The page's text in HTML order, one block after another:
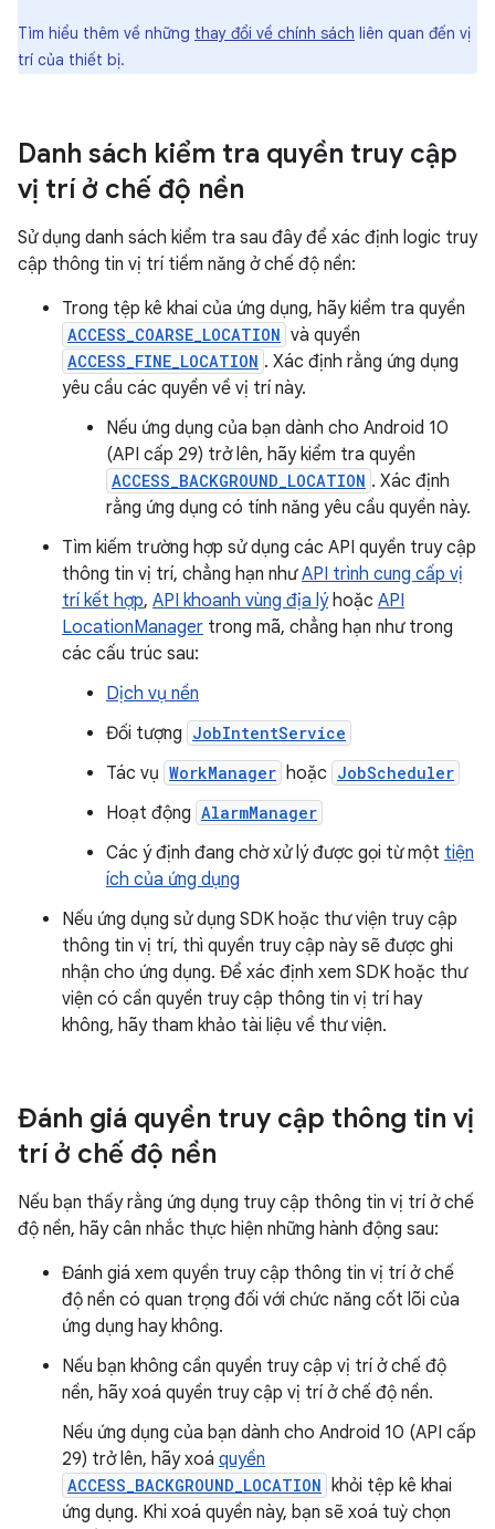
Tìm hiểu thêm về những thay đổi về chính sách liên quan đến vị
trí của thiết bị.
Danh sách kiểm tra quyền truy cập
vị trí ở chế độ nền
Sử dụng danh sách kiểm tra sau đây để xác định logic truy
cập thông tin vị trí tiềm năng ở chế độ nền:
Trong tệp kê khai của ứng dụng, hãy kiểm tra quyền
ACCESS_COARSE_LOCATION và quyền
ACCESS_FINE_LOCATION . Xác định rằng ứng dụng
yêu cầu các quyền về vị trí này.
Nếu ứng dụng của bạn dành cho Android 10
(API cấp 29) trở lên, hãy kiểm tra quyền
ACCESS_BACKGROUND_LOCATION . Xác định
rằng ứng dụng có tính năng yêu cầu quyền này.
Tìm kiếm trường hợp sử dụng các API quyền truy cập
thông tin vị trí, chẳng hạn nhưAPI trình cung cấp vị
trí kết hợp, API khoanh vùng địa lýhoặc API
LocationManager trong mã, chẳng hạn như trong
các cấu trúc sau:
Dịch vụ nền
Đối tượng JobIntentService
Tác vụ WorkManager hoặc JobScheduler
Hoạt động AlarmManager
Các ý định đang chờ xử lý được gọi từ một tiện
ích của ứng dụng
Nếu ứng dụng sử dụng SDK hoặc thư viện truy cập
thông tin vị trí, thì quyền truy cập này sẽ được ghi
nhận cho ứng dụng. Để xác định xem SDK hoặc thư
viện có cần quyền truy cập thông tin vị trí hay
không, hãy tham khảo tài liệu về thư viện.
Đánh giá quyền truy cập thông tin vị
trí ở chế độ nền
Nếu bạn thấy rằng ứng dụng truy cập thông tin vị trí ở chế
độ nền, hãy cân nhắc thực hiện những hành động sau:
Đánh giá xem quyền truy cập thông tin vị trí ở chế
độ nền có quan trọng đối với chức năng cốt lõi của
ứng dụng hay không.
Nếu bạn không cần quyền truy cập vị trí ở chế độ
nền, hãy xoá quyền truy cập vị trí ở chế độ nền.
Nếu ứng dụng của bạn dành cho Android 10 (API cấp
29) trở lên, hãy xoá quyền
ACCESS_BACKGROUND_LOCATION khỏi tệp kê khai
ứng dụng. Khi xoá quyền này, bạn sẽ xoá tuỳ chọn